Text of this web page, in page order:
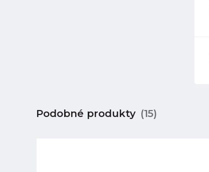
Podobné produkty (15)